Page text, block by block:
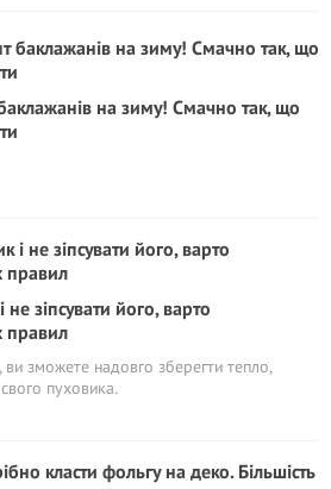
на зиму! Смачно так, що
зіпсувати його, варто
правил
зможете надовго зберегти тепло,
пуховика.